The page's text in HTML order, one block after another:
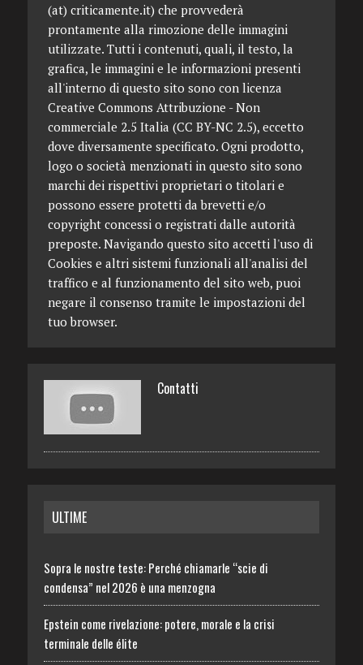
(at) criticamente.it) che provvederà
prontamente alla rimozione delle immagini
utilizzate. Tutti i contenuti, quali, il testo, la
grafica, le immagini e le informazioni presenti
all'interno di questo sito sono con licenza
Creative Commons Attribuzione - Non
commerciale 2.5 Italia (CC BY-NC 2.5), eccetto
dove diversamente specificato. Ogni prodotto,
logo o società menzionati in questo sito sono
marchi dei rispettivi proprietari o titolari e
possono essere protetti da brevetti e/o
copyright concessi o registrati dalle autorità
preposte. Navigando questo sito accetti l'uso di
Cookies e altri sistemi funzionali all'analisi del
traffico e al funzionamento del sito web, puoi
negare il consenso tramite le impostazioni del
tuo browser.
Contatti
ULTIME
Sopra le nostre teste: Perché chiamarle “scie di
condensa” nel 2026 è una menzogna
Epstein come rivelazione: potere, morale e la crisi
terminale delle élite